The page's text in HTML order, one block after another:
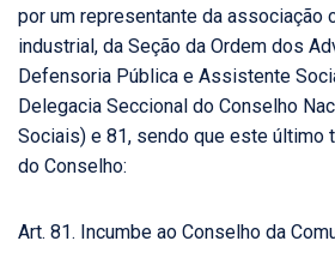
por um representante da associação
industrial, da Seção da Ordem dos
Defensoria Pública e Assistente
Delegacia Seccional do Conselho
Sociais) e 81, sendo que este último
do Conselho:
Art. 81. Incumbe ao Conselho da